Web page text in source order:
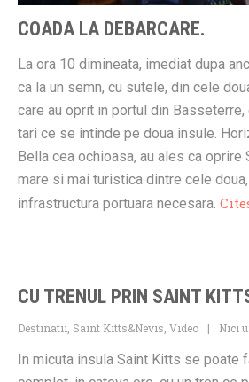
COADA LA DEBARCARE.
La ora 10 dimineata, imediat dupa
ca la un semn, cu sutele, din cele
care au oprit in portul din
tari ce se intinde pe doua insule.
Bella cea ochioasa, au ales ca oprire
mare si mai turistica dintre cele
infrastructura portuara necesara.
CU TRENUL PRIN SAINT
Destinatii, Saint Kitts&Nevis, Video Nici
In micuta insula Saint Kitts se poate